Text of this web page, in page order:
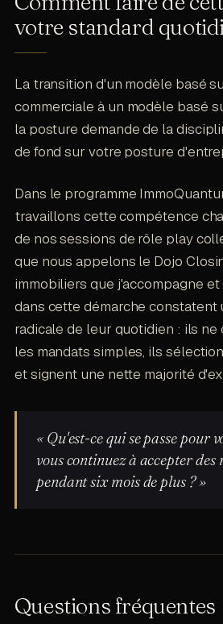
votre standard
La transition d'un modèle basé
commerciale à un modèle basé
la posture demande de la
de fond sur votre posture
Dans le programme
travaillons cette compétence
de nos sessions de rôle play
que nous appelons le Dojo
immobiliers que j'accompagne
dans cette démarche constatent
radicale de leur quotidien : ils
les mandats simples, ils
et signent une nette majorité
« Qu'est-ce qui se passe pour
vous continuez à accepter
pendant six mois de plus ? »
Questions fréquentes